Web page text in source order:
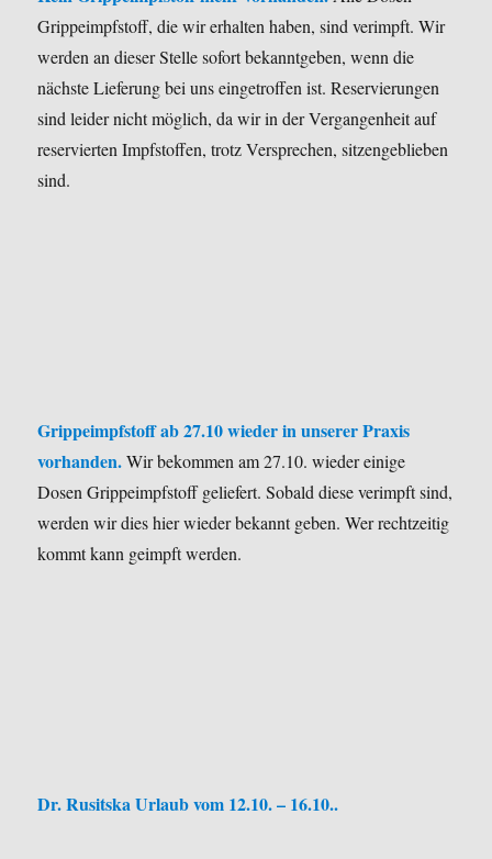
Grippeimpfstoff, die wir erhalten haben, sind verimpft. Wir
werden an dieser Stelle sofort bekanntgeben, wenn die
nächste Lieferung bei uns eingetroffen ist. Reservierungen
sind leider nicht möglich, da wir in der Vergangenheit auf
reservierten Impfstoffen, trotz Versprechen, sitzengeblieben
sind.
Grippeimpfstoff ab 27.10 wieder in unserer Praxis
vorhanden. Wir bekommen am 27.10. wieder einige
Dosen Grippeimpfstoff geliefert. Sobald diese verimpft sind,
werden wir dies hier wieder bekannt geben. Wer rechtzeitig
kommt kann geimpft werden.
Dr. Rusitska Urlaub vom 12.10. – 16.10..